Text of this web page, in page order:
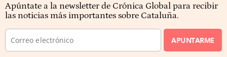
Apúntate a la newsletter de Crónica Global para recibir
las noticias más importantes sobre Cataluña.
APUNTARME